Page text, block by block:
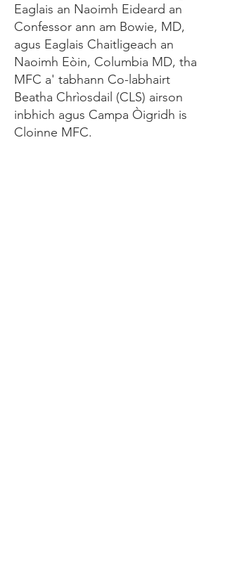
Eaglais an Naoimh Eideard an
Confessor ann am Bowie, MD,
agus Eaglais Chaitligeach an
Naoimh Eòin, Columbia MD, tha
MFC a' tabhann Co-labhairt
Beatha Chrìosdail (CLS) airson
inbhich agus Campa Òigridh is
Cloinne MFC.